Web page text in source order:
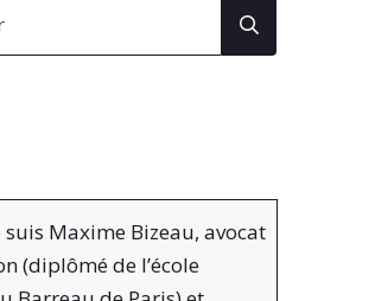
suis Maxime Bizeau, avocat
(diplômé de l’école